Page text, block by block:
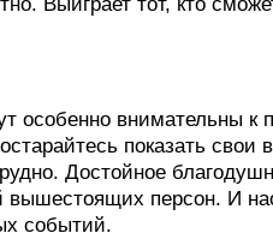
особенно внимательны к
показать свои
Достойное
персон. И
событий.